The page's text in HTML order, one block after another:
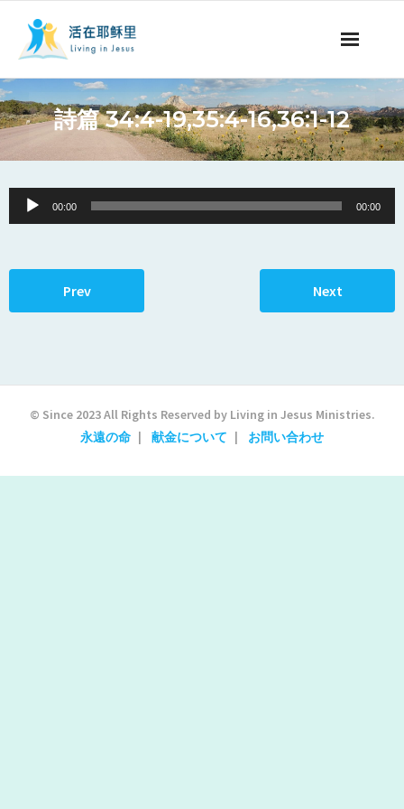
ミッションの紹介
聖書についての番組
聖書についての記事
詩篇 34:4-19,35:4-16,36:1-12
Audio
Player
00:00 00:00
Prev Next
© Since 2023 All Rights Reserved by Living in Jesus Ministries.
永遠の命
献金について お問い合わせ